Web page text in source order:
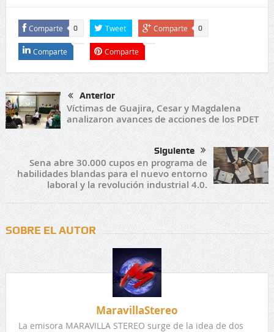
Comparte 0 Tweet Comparte 0
Comparte Comparte
Anterior
Víctimas de Guajira, Cesar y Magdalena
analizaron avances de acciones de los PDET
Siguiente
Sena abre 30.000 cupos en programa de
habilidades blandas para el nuevo entorno
laboral y la revolución industrial 4.0.
SOBRE EL AUTOR
MaravillaStereo
La emisora MARAVILLA STEREO surge de la idea de dos